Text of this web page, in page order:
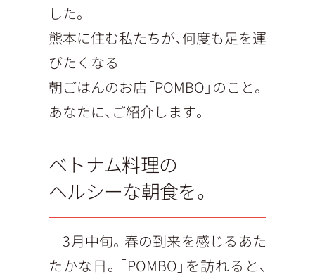
した。
熊本に住む私たちが、何度も足を運
びたくなる
朝ごはんのお店「POMBO」のこと。
あなたに、ご紹介します。
ベトナム料理の
ヘルシーな朝食を。
3月中旬。春の到来を感じるあた
たかな日。「POMBO」を訪れると、